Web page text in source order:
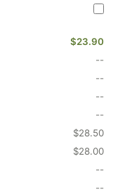
家
氏
食
片
克
$23.90
--
--
--
--
$28.50
$28.00
--
--